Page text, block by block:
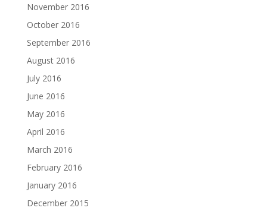
November 2016
October 2016
September 2016
August 2016
July 2016
June 2016
May 2016
April 2016
March 2016
February 2016
January 2016
December 2015